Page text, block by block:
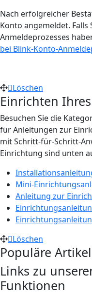
Nach erfolgreicher
Konto angemeldet. Falls
Anmeldeprozesses
bei Blink-Konto-
Löschen
Einrichten
Besuchen Sie die
für Anleitungen zur
mit Schritt-für-Schritt-
Einrichtung sind unten
Mini-
Anleitung zur
Löschen
Populäre Artikel
Links zu
Funktionen